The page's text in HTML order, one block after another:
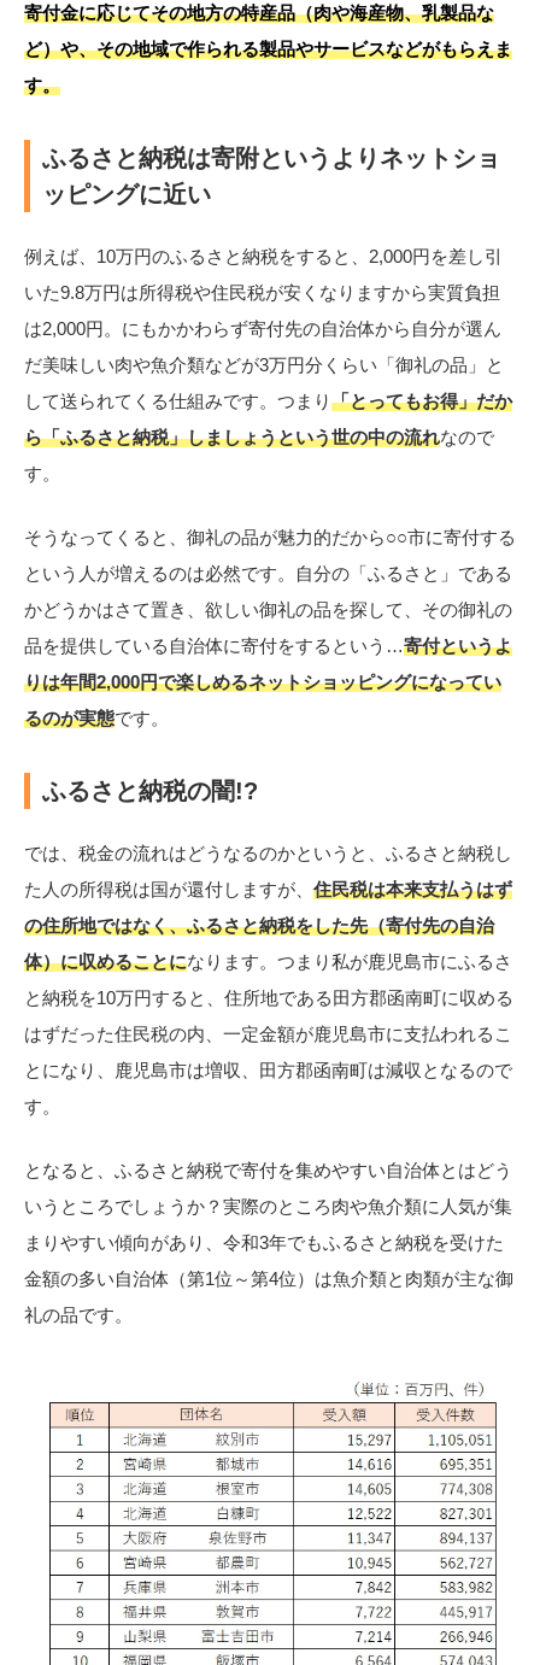
寄付金に応じてその地方の特産品（肉や海産物、乳製品な
ど）や、その地域で作られる製品やサービスなどがもらえま
す。
ふるさと納税は寄附というよりネットショ
ッピングに近い
例えば、10万円のふるさと納税をすると、2,000円を差し引
いた9.8万円は所得税や住民税が安くなりますから実質負担
は2,000円。にもかかわらず寄付先の自治体から自分が選ん
だ美味しい肉や魚介類などが3万円分くらい「御礼の品」と
して送られてくる仕組みです。つまり「とってもお得」だか
ら「ふるさと納税」しましょうという世の中の流れなので
す。
そうなってくると、御礼の品が魅力的だから○○市に寄付する
という人が増えるのは必然です。自分の「ふるさと」である
かどうかはさて置き、欲しい御礼の品を探して、その御礼の
品を提供している自治体に寄付をするという…寄付というよ
りは年間2,000円で楽しめるネットショッピングになってい
るのが実態です。
ふるさと納税の闇!?
では、税金の流れはどうなるのかというと、ふるさと納税し
た人の所得税は国が還付しますが、 住民税は本来支払うはず
の住所地ではなく、ふるさと納税をした先（寄付先の自治
体）に収めることになります。つまり私が鹿児島市にふるさ
と納税を10万円すると、住所地である田方郡函南町に収める
はずだった住民税の内、一定金額が鹿児島市に支払われるこ
とになり、鹿児島市は増収、田方郡函南町は減収となるので
す。
となると、ふるさと納税で寄付を集めやすい自治体とはどう
いうところでしょうか？実際のところ肉や魚介類に人気が集
まりやすい傾向があり、令和3年でもふるさと納税を受けた
金額の多い自治体（第1位～第4位）は魚介類と肉類が主な御
礼の品です。